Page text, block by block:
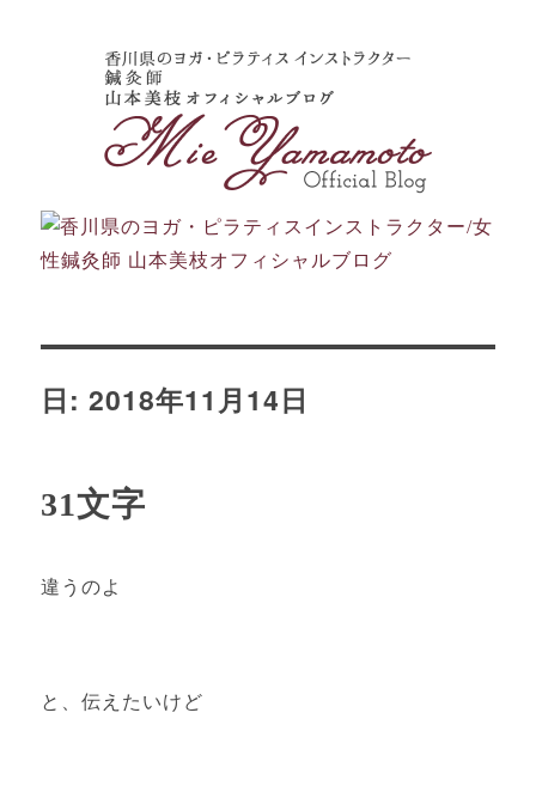
日:2018年11月14日
31文字
違うのよ
と、伝えたいけど